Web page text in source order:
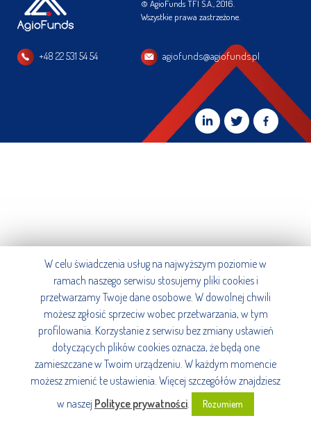
© AgioFunds TFI S.A., 2016.
Wszystkie prawa zastrzeżone.
+48 22 531 54 54 agiofunds@agiofunds.pl
W celu świadczenia usług na najwyższym poziomie w
ramach naszego serwisu stosujemy pliki cookies i
przetwarzamy Twoje dane osobowe. W dowolnej chwili
możesz zgłosić sprzeciw wobec przetwarzania, w tym
profilowania. Korzystanie z serwisu bez zmiany ustawień
dotyczących plików cookies oznacza, że będą one
zamieszczane w Twoim urządzeniu. W każdym momencie
możesz zmienić te ustawienia. Więcej szczegółów znajdziesz
w naszej Polityce prywatności. Rozumiem